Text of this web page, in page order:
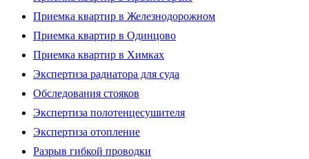
Приемка квартир в Железнодорожном
Приемка квартир в Одинцово
Приемка квартир в Химках
Экспертиза радиатора для суда
Обследования стояков
Экспертиза полотенцесушителя
Экспертиза отопление
Разрыв гибкой проводки